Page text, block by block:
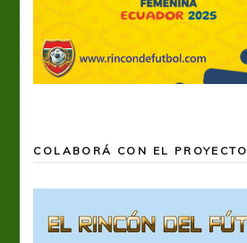
COLABORÁ CON EL PROYECTO